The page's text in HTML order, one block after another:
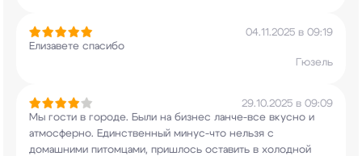
04.11.2025 в 09:19
Елизавете спасибо
Гюзель
29.10.2025 в 09:09
Мы гости в городе. Были на бизнес ланче-все вкусно и
атмосферно. Единственный минус-что нельзя с
домашними питомцами, пришлось оставить в холодной